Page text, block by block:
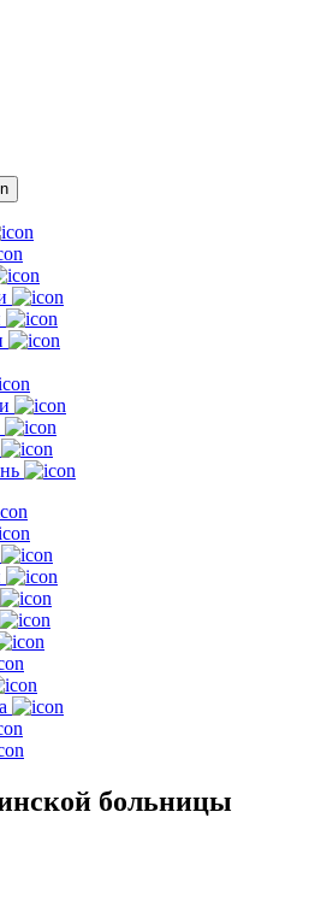
больницы